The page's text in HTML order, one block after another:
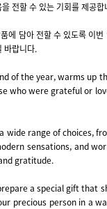
전할 수 있는 기회를 제공합
에 담아 전할 수 있도록 이
바랍니다.
of the year, warms up
who were grateful or
range of choices,
sensations, and
gratitude.
a special gift that
precious person in a